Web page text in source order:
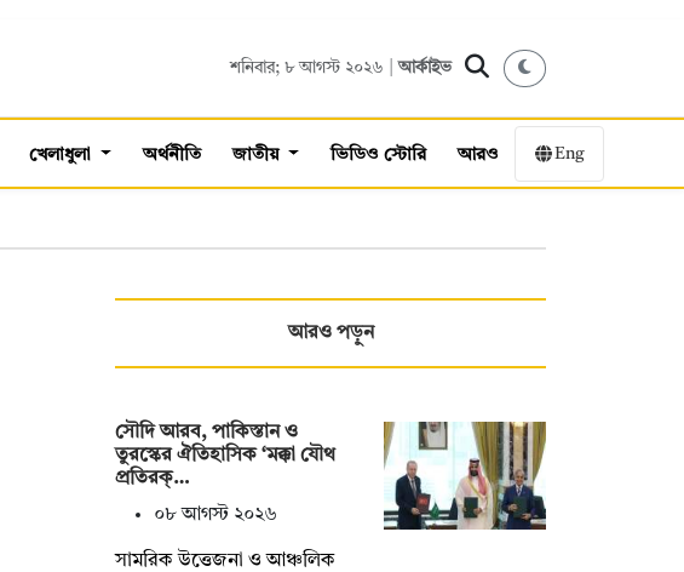
শনিবার; ৮ আগস্ট ২০২৬ |আর্কাইভ
খেলাধুলা অর্থনীতি জাতীয় ভিডিও স্টোরি আরও Eng
আরও পড়ুন
সৌদি আরব, পাকিস্তান ও
তুরস্কের ঐতিহাসিক ‘মক্কা যৌথ
প্রতিরক্…
০৮ আগস্ট ২০২৬
সামরিক উত্তেজনা ও আঞ্চলিক